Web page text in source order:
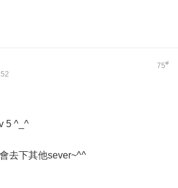
75#
5 ^_^
去下其他sever~^^